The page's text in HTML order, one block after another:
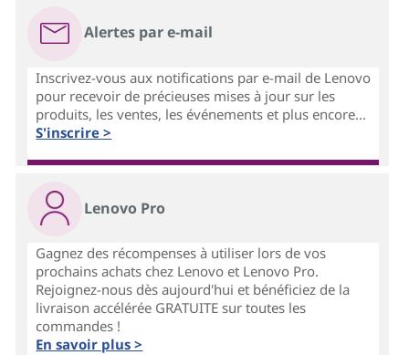
Alertes par e-mail
Inscrivez-vous aux notifications par e-mail de Lenovo
pour recevoir de précieuses mises à jour sur les
produits, les ventes, les événements et plus encore...
S'inscrire >
Lenovo Pro
Gagnez des récompenses à utiliser lors de vos
prochains achats chez Lenovo et Lenovo Pro.
Rejoignez-nous dès aujourd'hui et bénéficiez de la
livraison accélérée GRATUITE sur toutes les
commandes !
En savoir plus >